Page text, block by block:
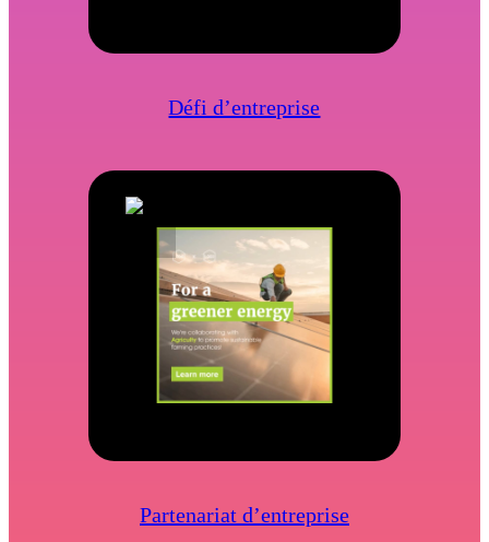
Défi d’entreprise
Partenariat d’entreprise